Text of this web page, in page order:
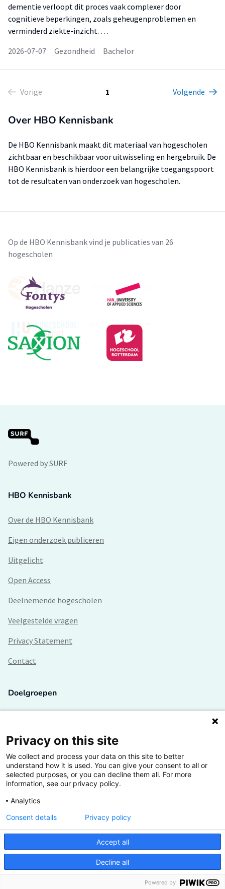
dementie verloopt dit proces vaak complexer door
cognitieve beperkingen, zoals geheugenproblemen en
verminderd ziekte-inzicht. …
2026-07-07
Gezondheid Bachelor
Vorige 1 Volgende
Over HBO Kennisbank
De HBO Kennisbank maakt dit materiaal van hogescholen
zichtbaar en beschikbaar voor uitwisseling en hergebruik. De
HBO Kennisbank is hierdoor een belangrijke toegangspoort
tot de resultaten van onderzoek van hogescholen.
Op de HBO Kennisbank vind je publicaties van 26
hogescholen
Powered by SURF
HBO Kennisbank
Over de HBO Kennisbank
Eigen onderzoek publiceren
Uitgelicht
Open Access
Deelnemende hogescholen
Veelgestelde vragen
Privacy Statement
Contact
Doelgroepen
Lectoren en onderzoekers
Bedrijven
Hogescholen
De grootste kennisbank van het HBO
Inspiratie op jouw vakgebied
Vrij toegankelijk
Privacy on this site
We collect and process your data on this site to better
understand how it is used. You can give your consent to all or
selected purposes, or you can decline them all. For more
information, see our privacy policy.
Analytics
Accept all
Decline all
Consent details Privacy policy
Powered by